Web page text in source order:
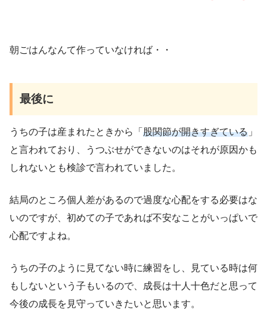
朝ごはんなんて作っていなければ・・
最後に
うちの子は産まれたときから「 股関節が開きすぎている 」
と言われており、うつぶせができないのはそれが原因かも
しれないとも検診で言われていました。
結局のところ個人差があるので過度な心配をする必要はな
いのですが、初めての子であれば不安なことがいっぱいで
心配ですよね。
うちの子のように見てない時に練習をし、見ている時は何
もしないという子もいるので、成長は十人十色だと思って
今後の成長を見守っていきたいと思います。